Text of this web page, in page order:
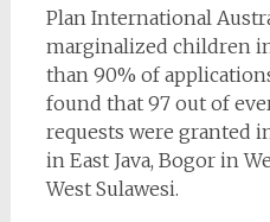
Plan International
marginalized children
than 90% of
found that 97 out of
requests were granted
in East Java, Bogor in
West Sulawesi.